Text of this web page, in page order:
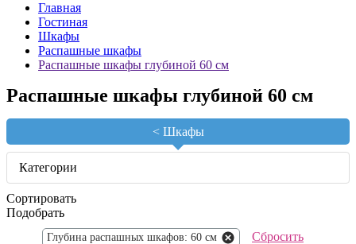
Главная
Гостиная
Шкафы
Распашные шкафы
Распашные шкафы глубиной 60 см
Распашные шкафы глубиной 60 см
< Шкафы
Категории
Сортировать
Подобрать
Глубина распашных шкафов: 60 см Сбросить